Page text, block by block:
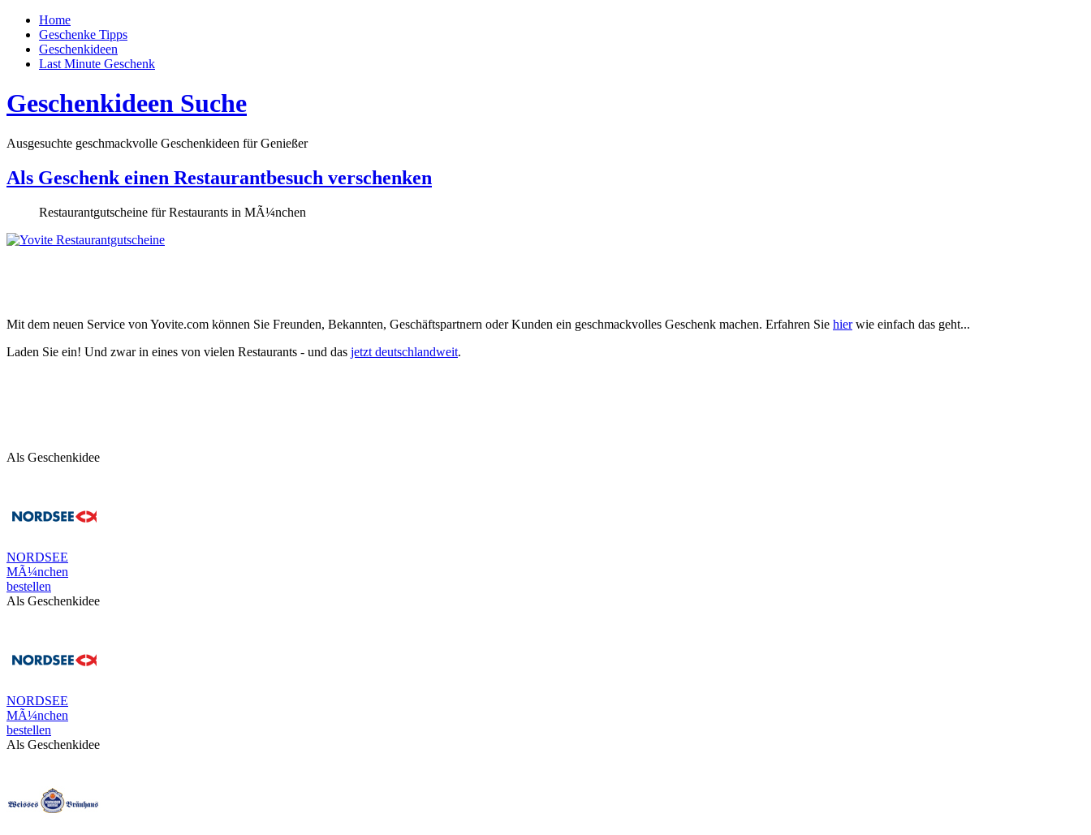
Home
Geschenke Tipps
Geschenkideen
Last Minute Geschenk
Geschenkideen Suche
Ausgesuchte geschmackvolle Geschenkideen für Genießer
Als Geschenk einen Restaurantbesuch verschenken
Restaurantgutscheine für Restaurants in MÃ¼nchen
Mit dem neuen Service von Yovite.com können Sie Freunden, Bekannten, Geschäftspartnern oder Kunden ein geschmackvolles Geschenk machen. Erfahren Sie hierwie einfach das geht...
Laden Sie ein! Und zwar in eines von vielen Restaurants - und das jetzt deutschlandweit.
Als Geschenkidee
NORDSEE
MÃ¼nchen
bestellen
Als Geschenkidee
NORDSEE
MÃ¼nchen
bestellen
Als Geschenkidee